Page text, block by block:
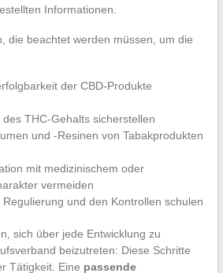
Informationen.
die beachtet werden müssen, um die
der CBD-Produkte
THC-Gehalts sicherstellen
und -Resinen von Tabakprodukten
mit medizinischem oder
vermeiden
und den Kontrollen schulen
sich über jede Entwicklung zu
beizutreten: Diese Schritte
Tätigkeit. Eine passende